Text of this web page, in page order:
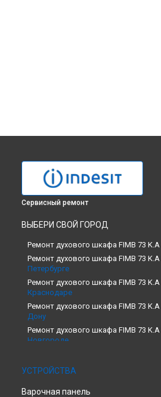
Сервисный ремонт
ВЫБЕРИ СВОЙ ГОРОД
Ремонт духового шкафа FIMB 73 K.A
Ремонт духового шкафа FIMB 73 K.A
Петербурге
Ремонт духового шкафа FIMB 73 K.A
Краснодаре
Ремонт духового шкафа FIMB 73 K.A
Дону
Ремонт духового шкафа FIMB 73 K.A
Новгороде
Новосибирске
Ремонт духового шкафа FIMB 73 K.A
УСТРОЙСТВА
Варочная панель